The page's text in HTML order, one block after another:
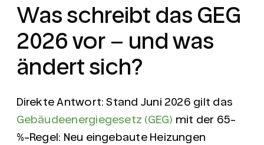
Was schreibt das GEG
2026 vor – und was
ändert sich?
Direkte Antwort: Stand Juni 2026 gilt das
Gebäudeenergiegesetz (GEG) mit der 65-
%-Regel: Neu eingebaute Heizungen